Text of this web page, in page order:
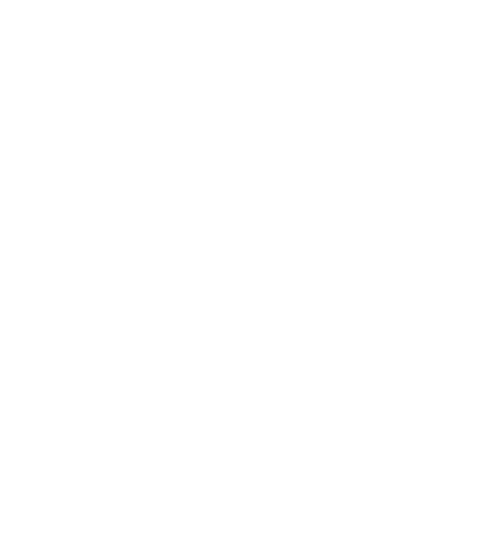
es hora de que te hagos cargo de las cosas para
acaba de decir, no podia creer lo que estaba
su otra mano bajo mi blusa y yo lo golpe en la